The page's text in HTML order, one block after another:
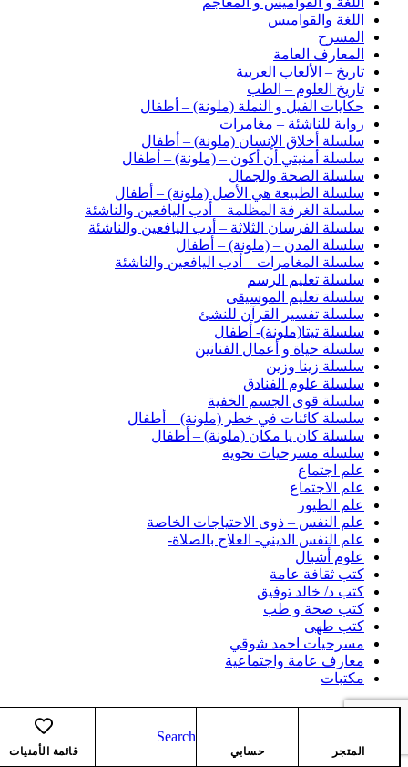
المتجر حسابي
Search
قائمة الأمنيات
اللغة والقواميس
المسرح
المعارف العامة
تاريخ – الألعاب العربية
تاريخ العلوم – الطب
حكايات الفيل و النملة (ملونة) – أطفال
رواية للناشئة – مغامرات
سلسلة أخلاق الإنسان (ملونة) – أطفال
سلسلة أمنيتي أن أكون – (ملونة) – أطفال
سلسلة الصحة والجمال
سلسلة الطبيعة هي الأصل (ملونة) – أطفال
سلسلة الغرفة المظلمة – أدب اليافعين والناشئة
سلسلة الفرسان الثلاثة – أدب اليافعين والناشئة
سلسلة المدن – (ملونة) – أطفال
سلسلة المغامرات – أدب اليافعين والناشئة
سلسلة تعليم الرسم
سلسلة تعليم الموسيقى
سلسلة تفسير القرآن للنشئ
سلسلة تيتا(ملونة)- أطفال
سلسلة حياة و أعمال الفنانين
سلسلة زينا وزين
سلسلة علوم الفنادق
سلسلة قوى الجسم الخفية
سلسلة كائنات في خطر (ملونة) – أطفال
سلسلة كان يا مكان (ملونة) – أطفال
سلسلة مسرحيات نحوية
علم اجتماع
علم الاجتماع
علم الطيور
علم النفس – ذوى الاحتياجات الخاصة
علم النفس الديني- العلاج بالصلاة-
علوم أشبال
كتب ثقافة عامة
كتب د/ خالد توفيق
كتب صحة و طب
كتب طهى
مسرحيات احمد شوقي
معارف عامة واجتماعية
مكتبات